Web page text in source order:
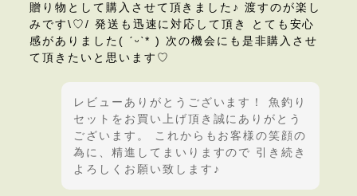
贈り物として購入させて頂きました♪ 渡すのが楽し
みです\♡︎/ 発送も迅速に対応して頂き とても安心
感がありました( ˊᵕˋ* ) 次の機会にも是非購入させ
て頂きたいと思います♡︎
レビューありがとうございます！ 魚釣り
セットをお買い上げ頂き誠にありがとう
ございます。 これからもお客様の笑顔の
為に、精進してまいりますので 引き続き
よろしくお願い致します♪